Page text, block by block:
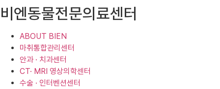
비엔동물전문의료센터
ABOUT BIEN
마취통합관리센터
안과 · 치과센터
CT· MRI 영상의학센터
수술 · 인터벤션센터